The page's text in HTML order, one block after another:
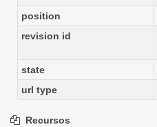
position
revision id
state
url type
Recursos